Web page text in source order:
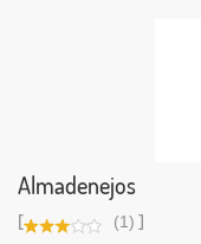
Almadenejos
[ (1) ]